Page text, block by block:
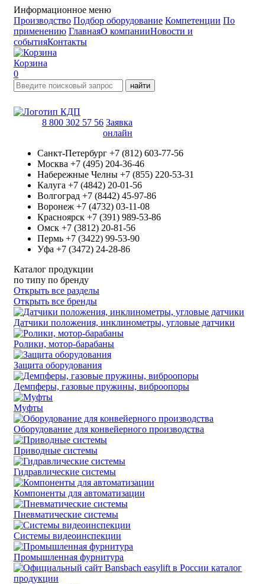
Информационное меню
Производство Подбор оборудование Компетенции По
применению ГлавнаяО компанииНовости и
событияКонтакты
Корзина
0
найти
8 800 302 57 56 Заявка
онлайн
Санкт-Петербург +7 (812) 603-77-56
Москва +7 (495) 204-36-46
Набережные Челны +7 (855) 220-53-31
Калуга +7 (4842) 20-01-56
Волгоград +7 (8442) 45-97-86
Воронеж +7 (4732) 03-11-08
Красноярск +7 (391) 989-53-86
Омск +7 (3812) 20-81-56
Пермь +7 (3422) 99-53-90
Уфа +7 (3472) 24-28-86
Каталог продукции
по типу по бренду
Открыть все разделы
Открыть все бренды
Датчики положения, инклинометры, угловые датчики
Ролики, мотор-барабаны
Защита оборудования
Демпферы, газовые пружины, виброопоры
Муфты
Оборудование для конвейерного производства
Приводные системы
Гидравлические системы
Компоненты для автоматизации
Пневматические системы
Системы видеоинспекции
Промышленная фурнитура